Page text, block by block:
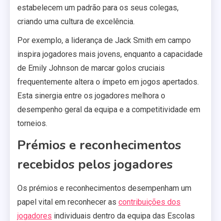
estabelecem um padrão para os seus colegas,
criando uma cultura de excelência.
Por exemplo, a liderança de Jack Smith em campo
inspira jogadores mais jovens, enquanto a capacidade
de Emily Johnson de marcar golos cruciais
frequentemente altera o ímpeto em jogos apertados.
Esta sinergia entre os jogadores melhora o
desempenho geral da equipa e a competitividade em
torneios.
Prémios e reconhecimentos
recebidos pelos jogadores
Os prémios e reconhecimentos desempenham um
papel vital em reconhecer as contribuições dos
jogadores individuais dentro da equipa das Escolas